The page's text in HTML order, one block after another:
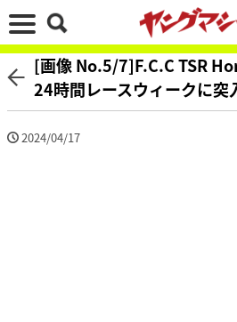
[画像 No.5/7]F.C.C TSR
24時間レースウィークに突
2024/04/17